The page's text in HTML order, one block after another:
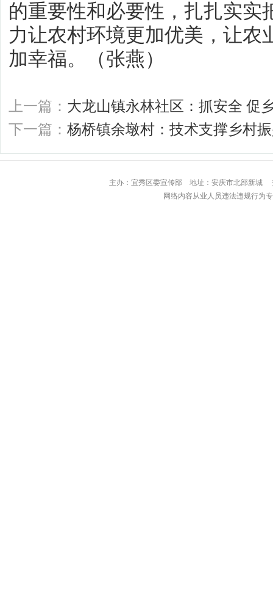
的重要性和必要性，扎扎实实
力让农村环境更加优美，让农
加幸福。（张燕）
上一篇： 大龙山镇永林社区：抓安全 促
下一篇： 杨桥镇余墩村：技术支撑乡村
主办：宜秀区委宣传部 地址：安庆市北
网络内容从业人员违法违规行